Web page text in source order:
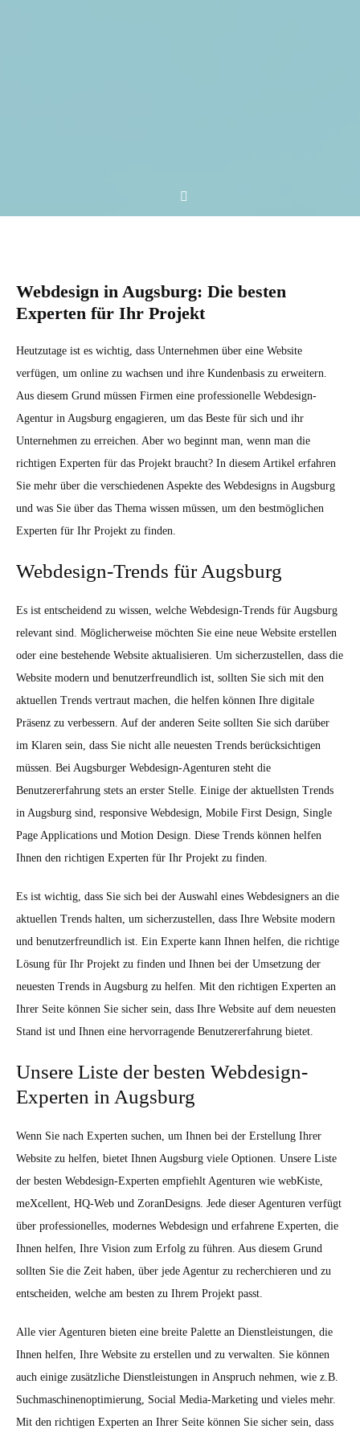
Webdesign in Augsburg: Die besten
Experten für Ihr Projekt
Heutzutage ist es wichtig, dass Unternehmen über eine Website
verfügen, um online zu wachsen und ihre Kundenbasis zu erweitern.
Aus diesem Grund müssen Firmen eine professionelle Webdesign-
Agentur in Augsburg engagieren, um das Beste für sich und ihr
Unternehmen zu erreichen. Aber wo beginnt man, wenn man die
richtigen Experten für das Projekt braucht? In diesem Artikel erfahren
Sie mehr über die verschiedenen Aspekte des Webdesigns in Augsburg
und was Sie über das Thema wissen müssen, um den bestmöglichen
Experten für Ihr Projekt zu finden.
Webdesign-Trends für Augsburg
Es ist entscheidend zu wissen, welche Webdesign-Trends für Augsburg
relevant sind. Möglicherweise möchten Sie eine neue Website erstellen
oder eine bestehende Website aktualisieren. Um sicherzustellen, dass die
Website modern und benutzerfreundlich ist, sollten Sie sich mit den
aktuellen Trends vertraut machen, die helfen können Ihre digitale
Präsenz zu verbessern. Auf der anderen Seite sollten Sie sich darüber
im Klaren sein, dass Sie nicht alle neuesten Trends berücksichtigen
müssen. Bei Augsburger Webdesign-Agenturen steht die
Benutzererfahrung stets an erster Stelle. Einige der aktuellsten Trends
in Augsburg sind, responsive Webdesign, Mobile First Design, Single
Page Applications und Motion Design. Diese Trends können helfen
Ihnen den richtigen Experten für Ihr Projekt zu finden.
Es ist wichtig, dass Sie sich bei der Auswahl eines Webdesigners an die
aktuellen Trends halten, um sicherzustellen, dass Ihre Website modern
und benutzerfreundlich ist. Ein Experte kann Ihnen helfen, die richtige
Lösung für Ihr Projekt zu finden und Ihnen bei der Umsetzung der
neuesten Trends in Augsburg zu helfen. Mit den richtigen Experten an
Ihrer Seite können Sie sicher sein, dass Ihre Website auf dem neuesten
Stand ist und Ihnen eine hervorragende Benutzererfahrung bietet.
Unsere Liste der besten Webdesign-
Experten in Augsburg
Wenn Sie nach Experten suchen, um Ihnen bei der Erstellung Ihrer
Website zu helfen, bietet Ihnen Augsburg viele Optionen. Unsere Liste
der besten Webdesign-Experten empfiehlt Agenturen wie webKiste,
meXcellent, HQ-Web und ZoranDesigns. Jede dieser Agenturen verfügt
über professionelles, modernes Webdesign und erfahrene Experten, die
Ihnen helfen, Ihre Vision zum Erfolg zu führen. Aus diesem Grund
sollten Sie die Zeit haben, über jede Agentur zu recherchieren und zu
entscheiden, welche am besten zu Ihrem Projekt passt.
Alle vier Agenturen bieten eine breite Palette an Dienstleistungen, die
Ihnen helfen, Ihre Website zu erstellen und zu verwalten. Sie können
auch einige zusätzliche Dienstleistungen in Anspruch nehmen, wie z.B.
Suchmaschinenoptimierung, Social Media-Marketing und vieles mehr.
Mit den richtigen Experten an Ihrer Seite können Sie sicher sein, dass